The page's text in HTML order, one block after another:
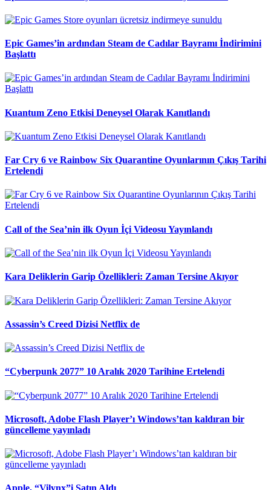
Epic Games’in ardından Steam de Cadılar Bayramı İndirimini
Başlattı
Kuantum Zeno Etkisi Deneysel Olarak Kanıtlandı
Far Cry 6 ve Rainbow Six Quarantine Oyunlarının Çıkış Tarihi
Ertelendi
Call of the Sea’nin ilk Oyun İçi Videosu Yayınlandı
Kara Deliklerin Garip Özellikleri: Zaman Tersine Akıyor
Assassin’s Creed Dizisi Netflix de
“Cyberpunk 2077” 10 Aralık 2020 Tarihine Ertelendi
Microsoft, Adobe Flash Player’ı Windows’tan kaldıran bir
güncelleme yayınladı